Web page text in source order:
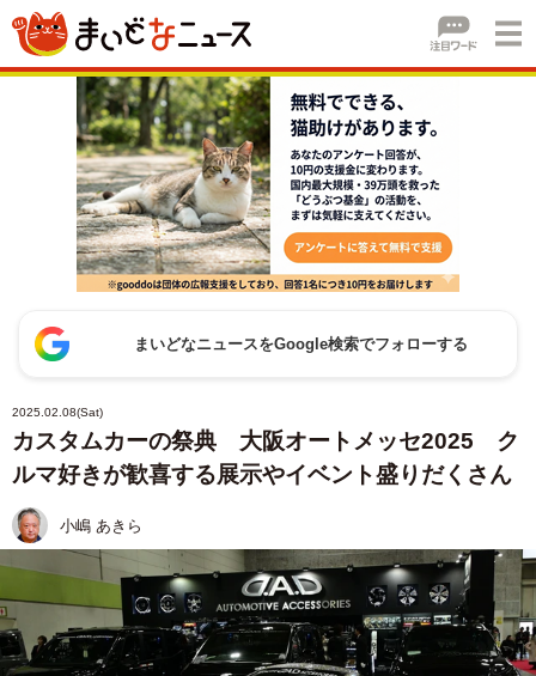
まいどなニュースをGoogle検索でフォローする
2025.02.08(Sat)
カスタムカーの祭典 大阪オートメッセ2025 ク
ルマ好きが歓喜する展示やイベント盛りだくさん
小嶋 あきら